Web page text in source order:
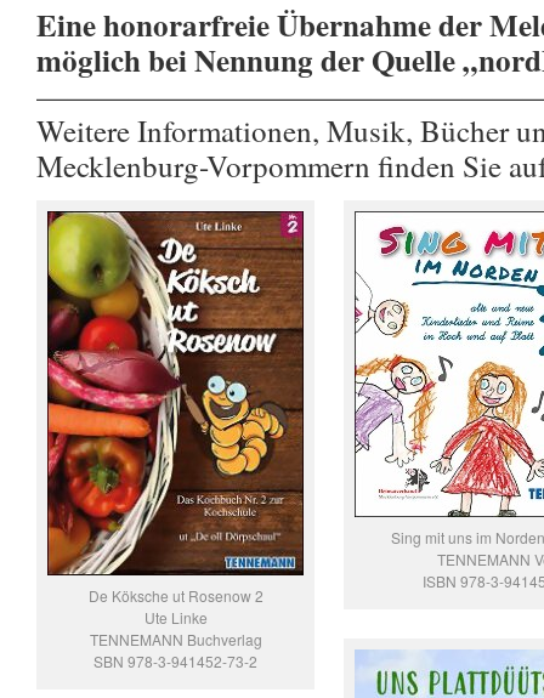
Eine honorarfreie Übernahme der
möglich bei Nennung der Quelle
Weitere Informationen, Musik, Bücher
Mecklenburg-Vorpommern finden Sie
De Köksche ut Rosenow 2
Ute Linke
TENNEMANN Buchverlag
SBN 978-3-941452-73-2
Sing mit uns im
TENNEMANN
ISBN 978-3-